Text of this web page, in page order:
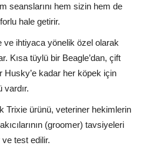
seanslarını hem sizin hem de
hale getirir.
ve ihtiyaca yönelik özel olarak
Kısa tüylü bir Beagle’dan, çift
Husky’e kadar her köpek için
vardır.
Trixie ürünü, veteriner hekimlerin
(groomer) tavsiyeleri
test edilir.